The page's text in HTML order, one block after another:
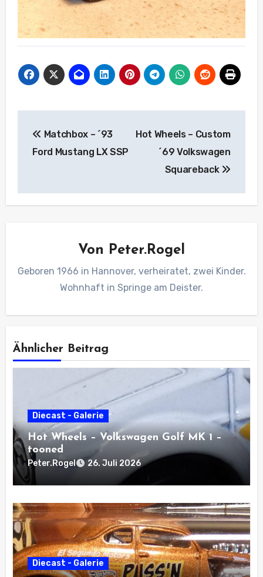
Matchbox – ´93
Ford Mustang LX SSP
Hot Wheels – Custom
´69 Volkswagen
Squareback
Von Peter.Rogel
Geboren 1966 in Hannover, verheiratet, zwei Kinder.
Wohnhaft in Springe am Deister.
Ähnlicher Beitrag
Diecast - Galerie
Hot Wheels – Volkswagen Golf MK 1 –
tooned
Peter.Rogel 26. Juli 2026
Diecast - Galerie